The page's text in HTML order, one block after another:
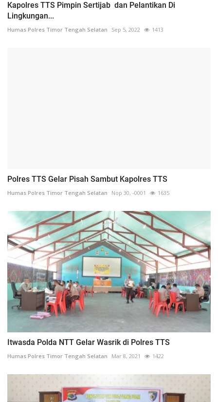
Kapolres TTS Pimpin Sertijab dan Pelantikan Di
Lingkungan...
Humas Polres Timor Tengah Selatan Sep 5, 2022 1413
Polres TTS Gelar Pisah Sambut Kapolres TTS
Humas Polres Timor Tengah Selatan Nop 30, -0001 1635
Itwasda Polda NTT Gelar Wasrik di Polres TTS
Humas Polres Timor Tengah Selatan Mar 8, 2021 1422